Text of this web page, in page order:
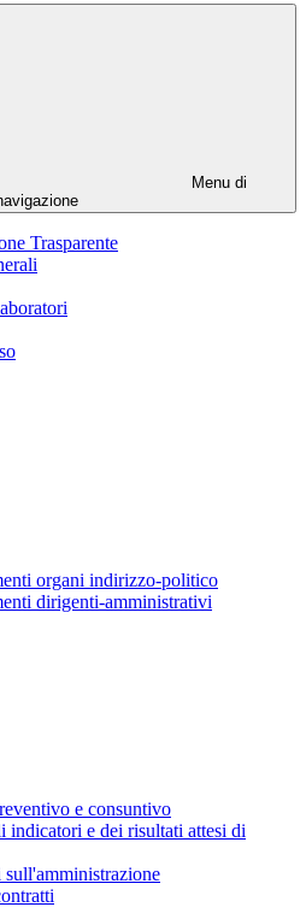
Menu di
Trasparente
organi indirizzo-politico
dirigenti-amministrativi
e consuntivo
indicatori e dei risultati attesi di